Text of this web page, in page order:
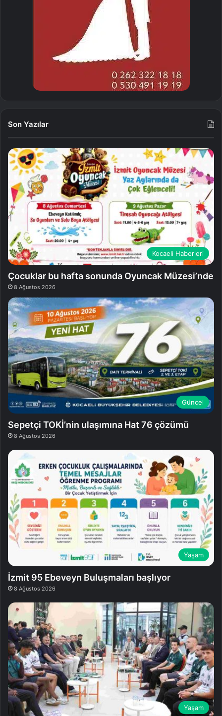
Son Yazılar
Kocaeli Haberleri
Çocuklar bu hafta sonunda Oyuncak Müzesi’nde
8 Ağustos 2026
Güncel
Sepetçi TOKİ’nin ulaşımına Hat 76 çözümü
8 Ağustos 2026
Yaşam
İzmit 95 Ebeveyn Buluşmaları başlıyor
8 Ağustos 2026
Yaşam